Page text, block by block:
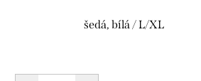
šedá, bílá / L/XL